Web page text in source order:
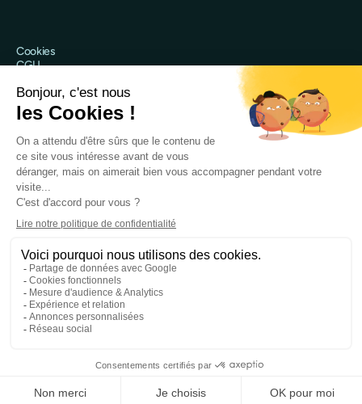
@Qileo 2025
Site web réalisé par Digidop
Cookies
CGU
Sécurité
Mentions légales
Qileo est le nom commercial de Qileo SAS, société par actions
403 et ayant son siège social au 120 rue Jean Jaurès, 92300
Levallois-Perret.
Qileo SAS fournit des services sous le statut d’agent prestataire de
services de paiement de PPS EU SA établissement de monnaie
électronique agréé par la Banque Nationale de Belgique sous le
numéro 0712.775.202.
Cette carte est émise par PPS EU SA conformément à la licence
services de paiement. PPS EU SA est un établissement de monnaie